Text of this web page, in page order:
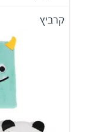
קרביץ